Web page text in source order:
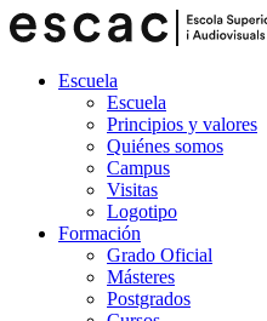
Escuela
Escuela
Principios y valores
Quiénes somos
Campus
Visitas
Logotipo
Formación
Grado Oficial
Másteres
Postgrados